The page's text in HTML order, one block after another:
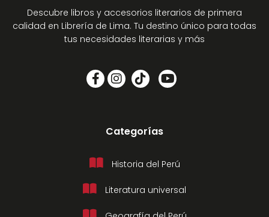
Descubre libros y accesorios literarios de primera
calidad en Librería de Lima. Tu destino único para todas
tus necesidades literarias y más
Categorías
Historia del Perú
Literatura universal